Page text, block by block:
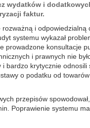
wydatków i
faktur.
i odpowiedzialną
systemu wykazał
prowadzone konsultacje
i prawnych nie
i bardzo krytycznie
o podatku od
przepisów
Poprawienie systemu